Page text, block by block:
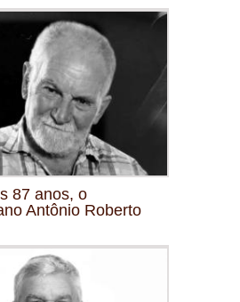
87 anos, o
Antônio Roberto